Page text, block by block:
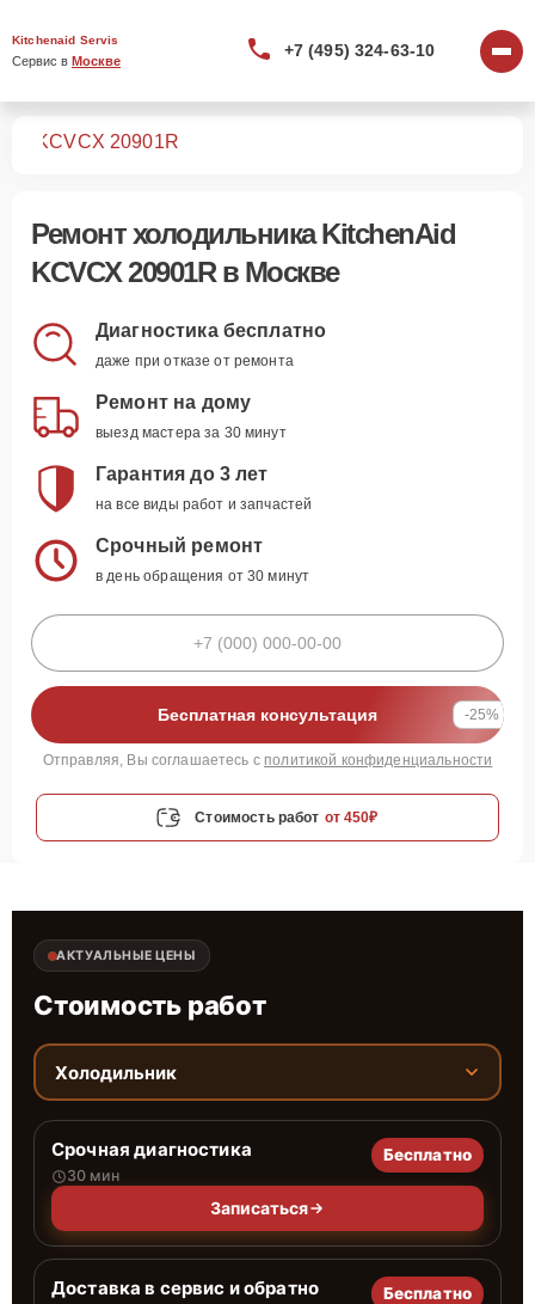
Kitchenaid Servis
Сервис в Москве
+7 (495) 324-63-10
KCVCX 20901R
Ремонтхолодильника KitchenAid
KCVCX 20901Rв Москве
Диагностика бесплатно
даже при отказе от ремонта
Ремонт на дому
выезд мастера за 30 минут
Гарантия до 3 лет
на все виды работ и запчастей
Срочный ремонт
в день обращения от 30 минут
Бесплатная консультация -25%
Отправляя, Вы соглашаетесь с политикой конфиденциальности
Стоимость работ от 450₽
АКТУАЛЬНЫЕ ЦЕНЫ
Стоимость работ
Холодильник
Срочная диагностика
30 мин
Бесплатно
Записаться
Доставка в сервис и обратно Бесплатно